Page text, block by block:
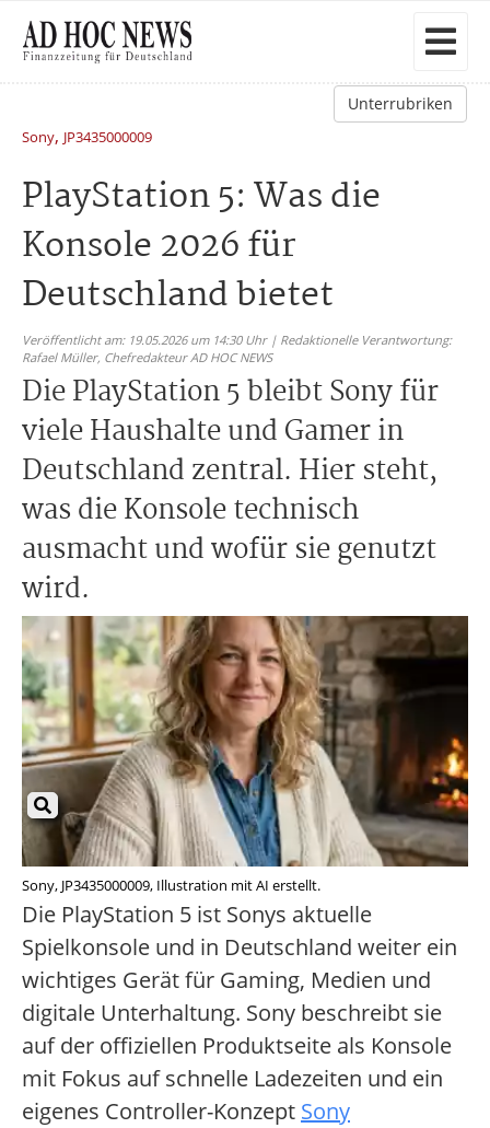
Unterrubriken
Sony, JP3435000009
PlayStation 5: Was die
Konsole 2026 für
Deutschland bietet
Veröffentlicht am: 19.05.2026 um 14:30 Uhr | Redaktionelle Verantwortung:
Rafael Müller, Chefredakteur AD HOC NEWS
Die PlayStation 5 bleibt Sony für
viele Haushalte und Gamer in
Deutschland zentral. Hier steht,
was die Konsole technisch
ausmacht und wofür sie genutzt
wird.
Sony, JP3435000009, Illustration mit AI erstellt.
Die PlayStation 5 ist Sonys aktuelle
Spielkonsole und in Deutschland weiter ein
wichtiges Gerät für Gaming, Medien und
digitale Unterhaltung. Sony beschreibt sie
auf der offiziellen Produktseite als Konsole
mit Fokus auf schnelle Ladezeiten und ein
eigenes Controller-Konzept Sony